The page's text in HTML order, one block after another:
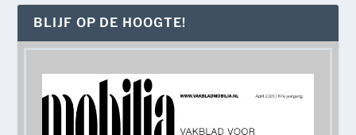
BLIJF OP DE HOOGTE!